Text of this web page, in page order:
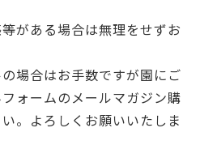
がある場合は無理をせずお
場合はお手数ですが園にご
ォームのメールマガジン購
。よろしくお願いいたしま